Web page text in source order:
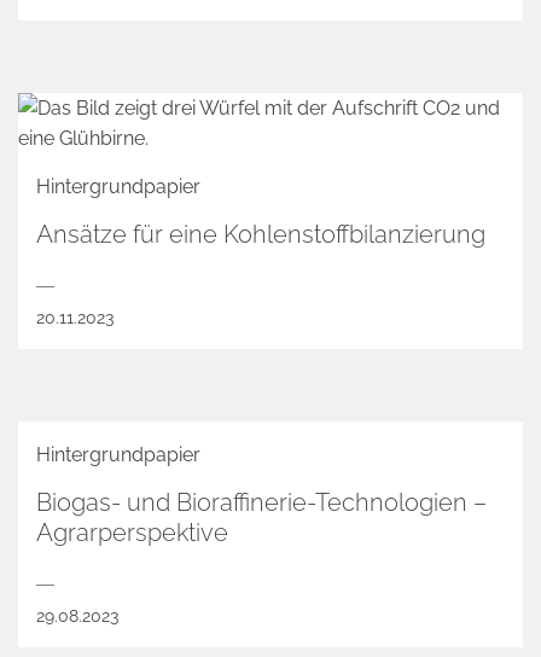
Hintergrundpapier
Ansätze für eine Kohlenstoffbilanzierung
20.11.2023
Hintergrundpapier
Biogas- und Bioraffinerie-Technologien –
Agrarperspektive
29.08.2023